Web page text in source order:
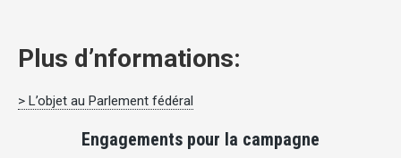
Plus d’nformations:
> L’objet au Parlement fédéral
Engagements pour la campagne